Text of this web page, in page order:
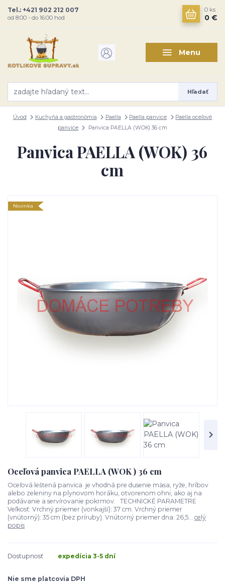
Menu
Hľadať
Tel.: +421 902 212 007
od 8:00 - do 16:00 hod
0 ks
0 €
Úvod Kuchyňa a gastronómia Paella Paella panvice
Paella oceľové
panvice
Panvica PAELLA (WOK) 36 cm
Panvica PAELLA (WOK) 36
cm
Novinka
Oceľová panvica PAELLA (WOK ) 36 cm
Oceľová leštená panvica je vhodná pre dusenie mäsa, ryže, hríbov
alebo zeleniny na plynovom horáku, otvorenom ohni, ako aj na
podávanie a servírovanie pokrmov. TECHNICKÉ PARAMETRE
Veľkosť: Vrchný priemer (vonkajší): 37 cm. Vrchný priemer
(vnútorný): 35 cm (bez príruby). Vnútorný priemer dna: 26,5... celý
popis
Dostupnosť expedícia 3-5 dní
Nie sme platcovia DPH